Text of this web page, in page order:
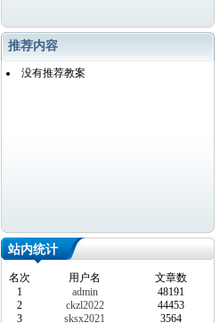
推荐内容
没有推荐教案
站内统计
名次 用户名
文章数
1
admin
48191
2
ckzl2022
44453
3
sksx2021
3564